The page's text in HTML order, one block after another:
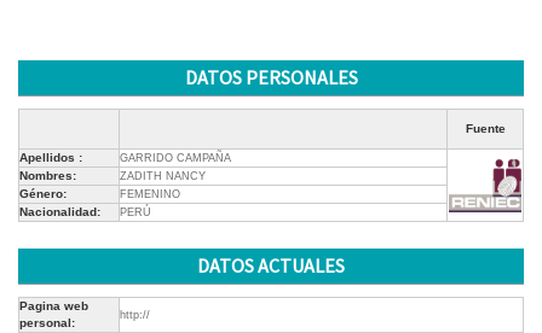
DATOS PERSONALES
Fuente
Apellidos : GARRIDO CAMPAÑA
Nombres: ZADITH NANCY
Género: FEMENINO
Nacionalidad: PERÚ
DATOS ACTUALES
Pagina web
personal:
http://